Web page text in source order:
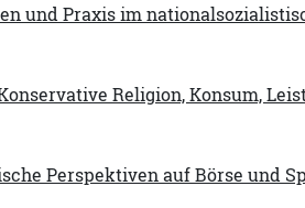
und Praxis im
Religion, Konsum,
Perspektiven auf Börse und